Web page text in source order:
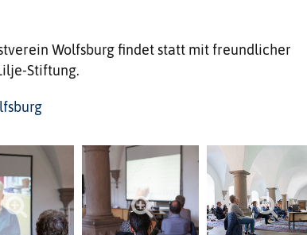
Wolfsburg findet statt mit freundlicher
Stiftung.